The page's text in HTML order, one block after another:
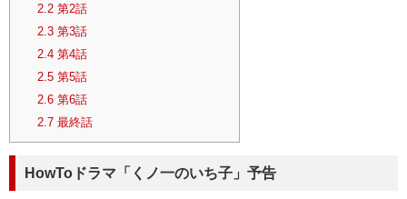
2.2第2話
2.3第3話
2.4第4話
2.5第5話
2.6第6話
2.7最終話
HowToドラマ「くノ一のいち子」予告